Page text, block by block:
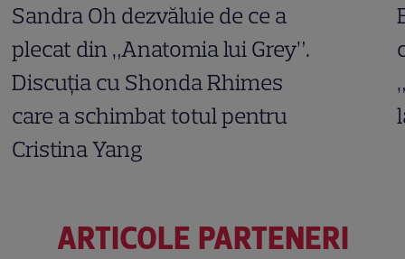
Sandra Oh dezvăluie de ce a
plecat din „Anatomia lui Grey”.
Discuția cu Shonda Rhimes
care a schimbat totul pentru
Cristina Yang
ARTICOLE PARTENERI